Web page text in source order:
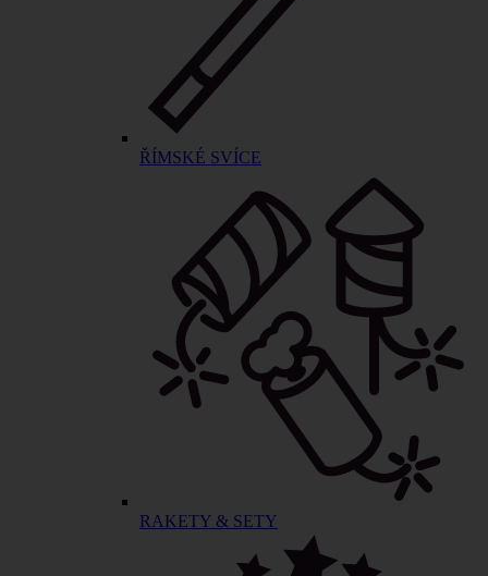
ŘÍMSKÉ SVÍCE
RAKETY & SETY